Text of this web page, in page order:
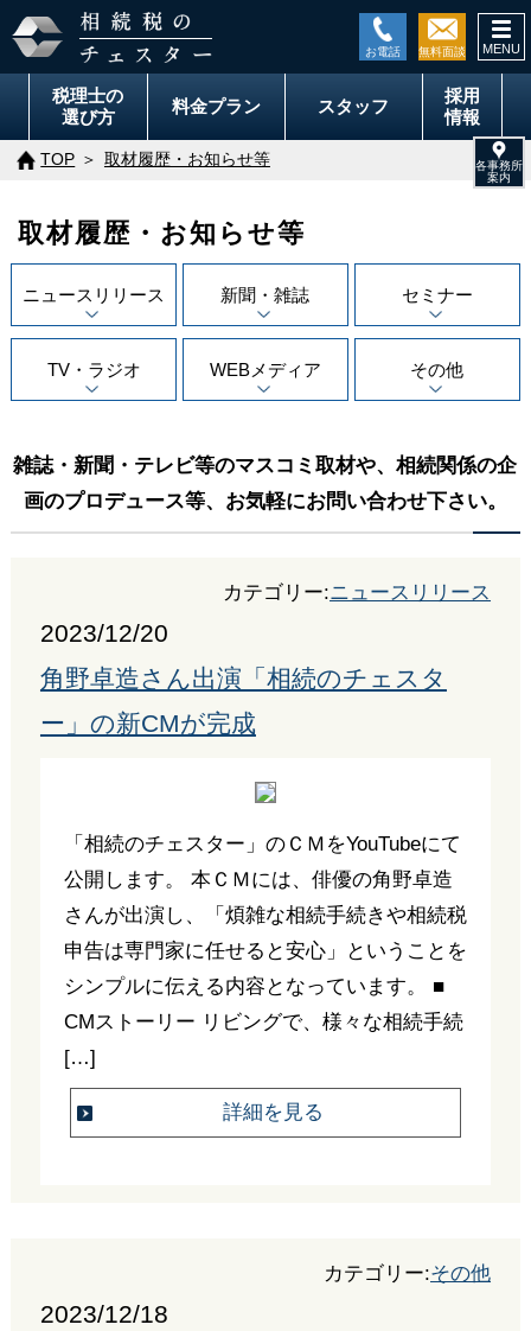
税理士の
選び方
料金プラン スタッフ
採用
情報
TOP 取材履歴・お知らせ等
取材履歴・お知らせ等
ニュースリリース 新聞・雑誌 セミナー
TV・ラジオ WEBメディア その他
雑誌・新聞・テレビ等のマスコミ取材や、相続関係の企
画のプロデュース等、お気軽にお問い合わせ下さい。
カテゴリー:ニュースリリース
2023/12/20
角野卓造さん出演「相続のチェスタ
ー」の新CMが完成
「相続のチェスター」のＣＭをYouTubeにて
公開します。 本ＣＭには、俳優の角野卓造
さんが出演し、「煩雑な相続手続きや相続税
申告は専門家に任せると安心」ということを
シンプルに伝える内容となっています。 ■
CMストーリー リビングで、様々な相続手続
[…]
詳細を見る
カテゴリー:その他
2023/12/18